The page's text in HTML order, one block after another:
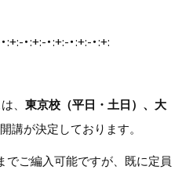
:+:-・:+:-・:+:-・:+:-・:+:
、東京校（平日・土日）、大
講が決定しております。
でご編入可能ですが、既に定員